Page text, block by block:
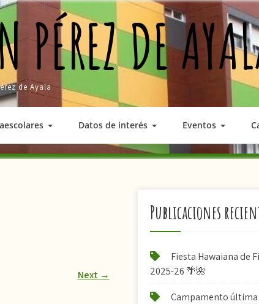
DE
de Ayala
Datos de interés Eventos
Next →
Publicaciones
Fiesta Hawaiana de
2025-26 🌴🌺
Campamento última